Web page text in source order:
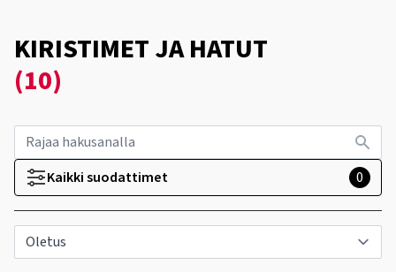
KIRISTIMET JA HATUT
(10)
Kaikki suodattimet 0